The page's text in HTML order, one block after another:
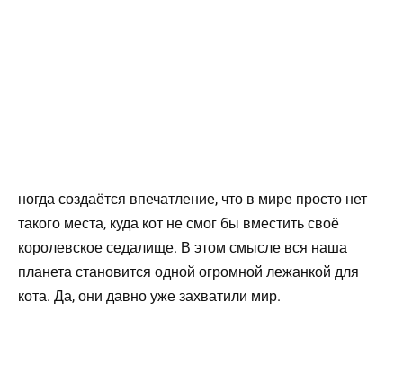
ногда создаётся впечатление, что в мире просто нет
такого места, куда кот не смог бы вместить своё
королевское седалище. В этом смысле вся наша
планета становится одной огромной лежанкой для
кота. Да, они давно уже захватили мир.